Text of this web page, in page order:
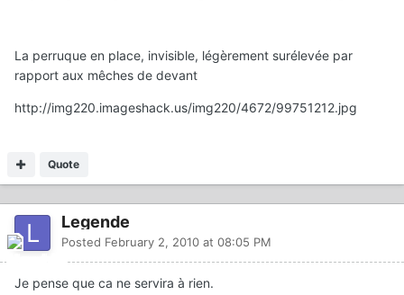
La perruque en place, invisible, légèrement surélevée par
rapport aux mêches de devant
http://img220.imageshack.us/img220/4672/99751212.jpg
Quote
Legende
Posted February 2, 2010 at 08:05 PM
Je pense que ca ne servira à rien.